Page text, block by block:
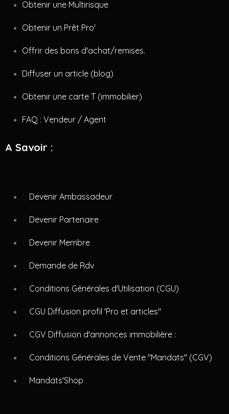
Obtenir une Multirisque
Obtenir un Prêt Pro'
Offrir des bons d'achat/remises.
Diffuser un article (blog)
Obtenir une carte T (immobilier)
FAQ : Vendeur / Agent
A Savoir :
Devenir Ambassadeur
Devenir Partenaire
Devenir Membre
Demande de Rdv
Conditions Générales d'Utilisation (CGU)
CGU Diffusion profil 'Pro et articles"
CGV Diffusion d'annonces immobilière :
Conditions Générales de Vente "Mandats" (CGV)
Mandats'Shop